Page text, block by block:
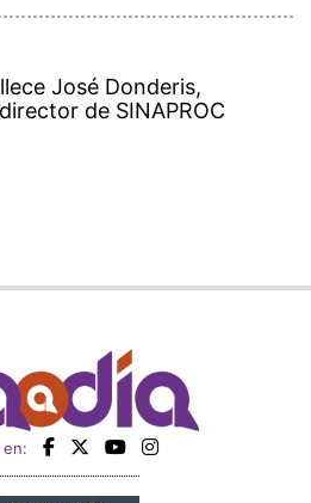
José Donderis,
de SINAPROC
en: